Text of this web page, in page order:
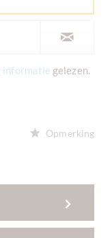
informatie gelezen.
Opmerking